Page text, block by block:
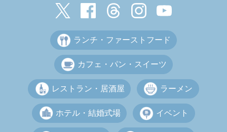
ランチ・ファーストフード
カフェ・パン・スイーツ
レストラン・居酒屋 ラーメン
ホテル・結婚式場 イベント